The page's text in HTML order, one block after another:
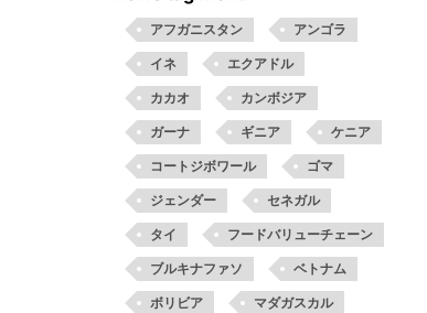
アフガニスタン アンゴラ
イネ エクアドル
カカオ カンボジア
ガーナ ギニア ケニア
コートジボワール ゴマ
ジェンダー セネガル
タイ フードバリューチェーン
ブルキナファソ ベトナム
ボリビア マダガスカル